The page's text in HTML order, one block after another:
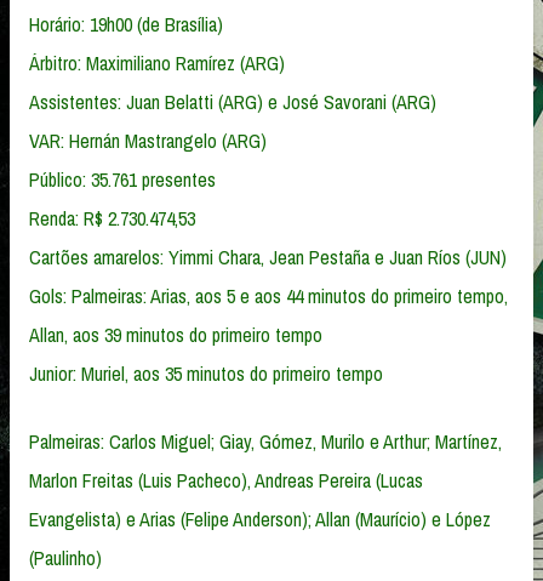
Horário: 19h00 (de Brasília)
Árbitro: Maximiliano Ramírez (ARG)
Assistentes: Juan Belatti (ARG) e José Savorani (ARG)
VAR: Hernán Mastrangelo (ARG)
Público: 35.761 presentes
Renda: R$ 2.730.474,53
Cartões amarelos: Yimmi Chara, Jean Pestaña e Juan Ríos (JUN)
Gols: Palmeiras: Arias, aos 5 e aos 44 minutos do primeiro tempo,
Allan, aos 39 minutos do primeiro tempo
Junior: Muriel, aos 35 minutos do primeiro tempo
Palmeiras: Carlos Miguel; Giay, Gómez, Murilo e Arthur; Martínez,
Marlon Freitas (Luis Pacheco), Andreas Pereira (Lucas
Evangelista) e Arias (Felipe Anderson); Allan (Maurício) e López
(Paulinho)